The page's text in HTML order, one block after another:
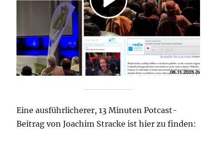
Eine ausführlicherer, 13 Minuten Potcast-
Beitrag von Joachim Stracke ist hier zu finden: